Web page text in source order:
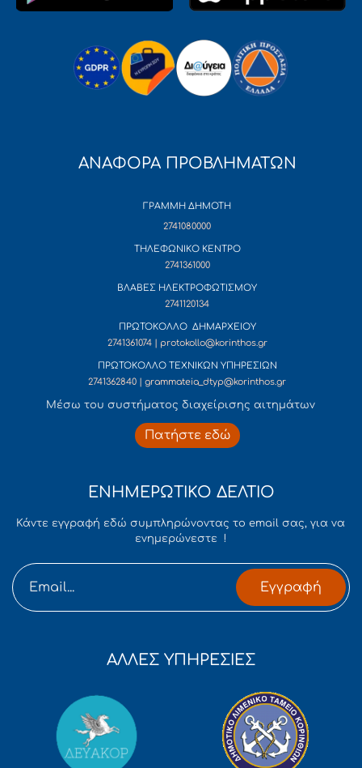
ΑΝΑΦΟΡΑ ΠΡΟΒΛΗΜΑΤΩΝ
ΓΡΑΜΜΗ ΔΗΜΟΤΗ
2741080000
ΤΗΛΕΦΩΝΙΚΟ ΚΕΝΤΡΟ
2741361000
ΒΛΑΒΕΣ ΗΛΕΚΤΡΟΦΩΤΙΣΜΟΥ
2741120134
ΠΡΩΤΟΚΟΛΛΟ ΔΗΜΑΡΧΕΙΟΥ
2741361074 | protokollo@korinthos.gr
ΠΡΩΤΟΚΟΛΛΟ ΤΕΧΝΙΚΩΝ ΥΠΗΡΕΣΙΩΝ
2741362840 | grammateia_dtyp@korinthos.gr
Mέσω του συστήματος διαχείρισης αιτημάτων
Πατήστε εδώ
ΕΝΗΜΕΡΩΤΙΚΟ ΔΕΛΤΙΟ
Κάντε εγγραφή εδώ συμπληρώνοντας το email σας, για να
ενημερώνεστε !
Εγγραφή
ΑΛΛΕΣ ΥΠΗΡΕΣΙΕΣ